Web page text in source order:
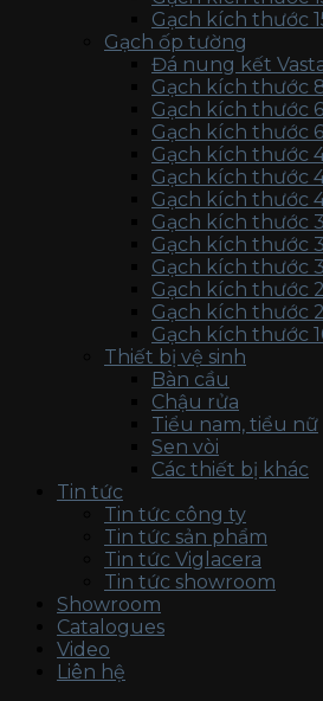
Gạch kích thước
Gạch ốp tường
Đá nung kết
Gạch kích thước
Gạch kích thước
Gạch kích thước
Gạch kích thước
Gạch kích thước
Gạch kích thước
Gạch kích thước
Gạch kích thước
Gạch kích thước
Gạch kích thước
Gạch kích thước
Gạch kích thước
Thiết bị vệ sinh
Bàn cầu
Chậu rửa
Tiểu nam, tiểu nữ
Sen vòi
Các thiết bị khác
Tin tức
Tin tức công ty
Tin tức sản phẩm
Tin tức Viglacera
Tin tức showroom
Showroom
Catalogues
Video
Liên hệ